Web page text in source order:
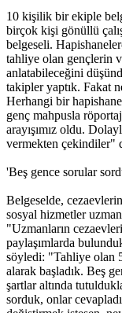
10 kişilik bir ekiple
birçok kişi gönüllü
belgeseli.
tahliye olan gençlerin
anlatabileceğini
takipler yaptık. Fakat
Herhangi bir
genç mahpusla
arayışımız oldu.
vermekten çekindiler"
'Beş gence sorular
Belgeselde,
sosyal hizmetler
"Uzmanların
paylaşımlarda
söyledi: "Tahliye olan
alarak başladık. Beş
şartlar altında
sorduk, onlar